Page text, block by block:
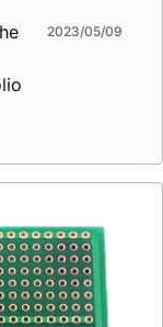
2023/05/09